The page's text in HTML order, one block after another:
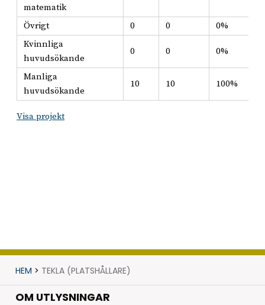
matematik
Övrigt 0 0
0%
Kvinnliga
huvudsökande
0 0 0%
Manliga
huvudsökande
10 10 100%
Visa projekt
HEM > TEKLA (PLATSHÅLLARE)
OM UTLYSNINGAR